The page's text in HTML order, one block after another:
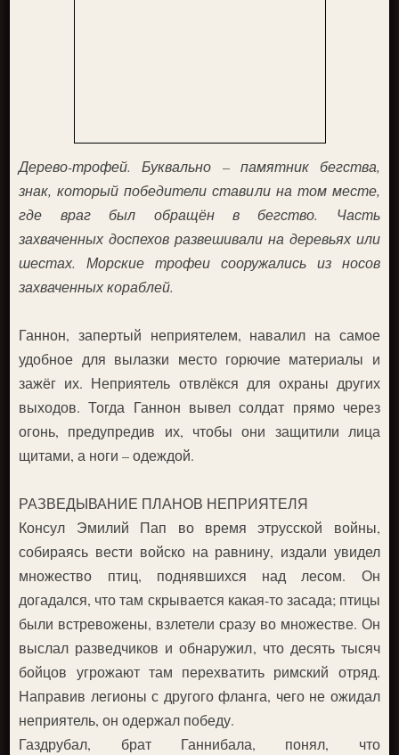
Дерево-трофей. Буквально – памятник бегства,
знак, который победители ставили на том месте,
где враг был обращён в бегство. Часть
захваченных доспехов развешивали на деревьях или
шестах. Морские трофеи сооружались из носов
захваченных кораблей.
Ганнон, запертый неприятелем, навалил на самое
удобное для вылазки место горючие материалы и
зажёг их. Неприятель отвлёкся для охраны других
выходов. Тогда Ганнон вывел солдат прямо через
огонь, предупредив их, чтобы они защитили лица
щитами, а ноги – одеждой.
РАЗВЕДЫВАНИЕ ПЛАНОВ НЕПРИЯТЕЛЯ
Консул Эмилий Пап во время этрусской войны,
собираясь вести войско на равнину, издали увидел
множество птиц, поднявшихся над лесом. Он
догадался, что там скрывается какая-то засада; птицы
были встревожены, взлетели сразу во множестве. Он
выслал разведчиков и обнаружил, что десять тысяч
бойцов угрожают там перехватить римский отряд.
Направив легионы с другого фланга, чего не ожидал
неприятель, он одержал победу.
Газдрубал, брат Ганнибала, понял, что